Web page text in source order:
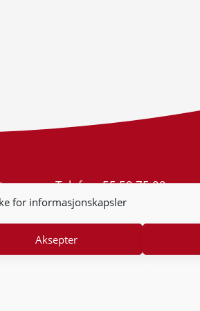
for informasjonskapsler
Aksepter
Telefon:55 59 75 00
E-post:post@kt.no
Nyhetsvarsel >>